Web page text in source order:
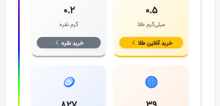
۰.۵
میلی‌گرم طلا
خرید آنلاین طلا
۰.۲
گرم نقره
خرید نقره
🟠
🪙